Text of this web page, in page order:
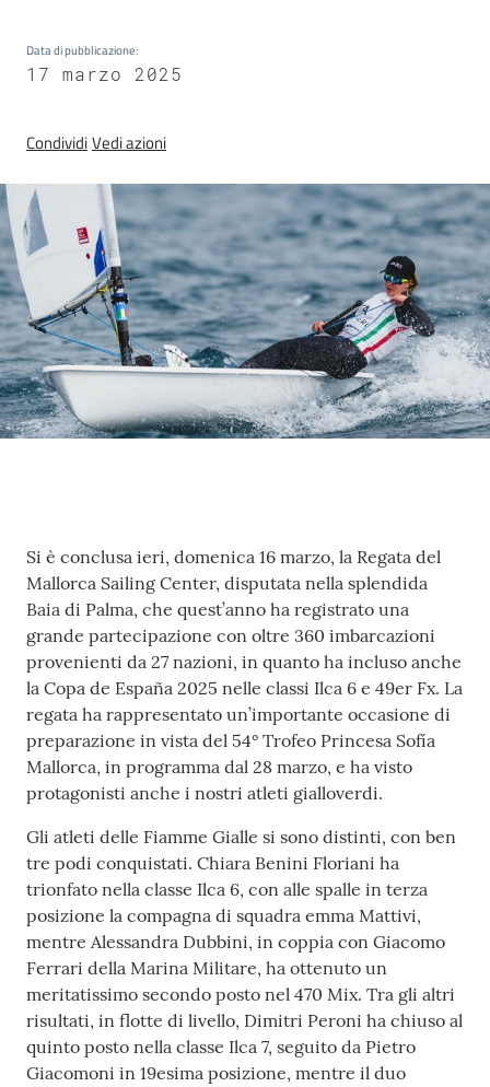
Paralimpico
ed
eventi
ANFI
Atleti
Medagliere
Fiamme
Seguici
su
Chi siamo
Cosa facciamo
Comunicazione
e media
Concorsi
Istituti di
formazione
Data di pubblicazione:
17 marzo 2025
CondividiVedi azioni
Contenuto
Si è conclusa ieri, domenica 16 marzo, la Regata del
Mallorca Sailing Center, disputata nella splendida
Baia di Palma, che quest’anno ha registrato una
grande partecipazione con oltre 360 imbarcazioni
provenienti da 27 nazioni, in quanto ha incluso anche
la Copa de España 2025 nelle classi Ilca 6 e 49er Fx. La
regata ha rappresentato un’importante occasione di
preparazione in vista del 54° Trofeo Princesa Sofía
Mallorca, in programma dal 28 marzo, e ha visto
protagonisti anche i nostri atleti gialloverdi.
Gli atleti delle Fiamme Gialle si sono distinti, con ben
tre podi conquistati. Chiara Benini Floriani ha
trionfato nella classe Ilca 6, con alle spalle in terza
posizione la compagna di squadra emma Mattivi,
mentre Alessandra Dubbini, in coppia con Giacomo
Ferrari della Marina Militare, ha ottenuto un
meritatissimo secondo posto nel 470 Mix. Tra gli altri
risultati, in flotte di livello, Dimitri Peroni ha chiuso al
quinto posto nella classe Ilca 7, seguito da Pietro
Giacomoni in 19esima posizione, mentre il duo